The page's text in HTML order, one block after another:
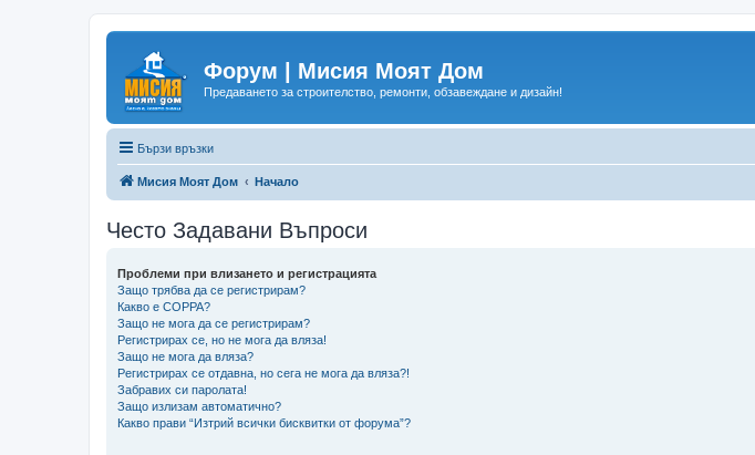
Форум | Мисия Моят Дом
Предаването за строителство, ремонти, обзавеждане и дизайн!
Бързи връзки
Мисия Моят Дом Начало
Често Задавани Въпроси
Проблеми при влизането и регистрацията
Защо трябва да се регистрирам?
Какво е COPPA?
Защо не мога да се регистрирам?
Регистрирах се, но не мога да вляза!
Защо не мога да вляза?
Регистрирах се отдавна, но сега не мога да вляза?!
Забравих си паролата!
Защо излизам автоматично?
Какво прави “Изтрий всички бисквитки от форума”?